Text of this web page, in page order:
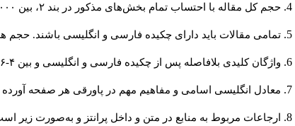
حجم کل مقاله با احتساب تمام بخش‌های مذکور در بند ۲، بین ۶۰۰۰ تا ۸۰۰۰کلمه باشد.
تمامی مقالات باید دارای چکیده فارسی و انگلیسی باشند. حجم هر دو چکیده کمتر از ۲۰۰ و
واژگان کلیدی بلافاصله پس از چکیده فارسی و انگلیسی و بین ۴-۶ کلمه نوشته شود.
معادل انگلیسی اسامی و مفاهیم مهم در پاورقی هر صفحه
ارجاعات مربوط به منابع در متن و داخل پرانتز و به‌صورت زیر